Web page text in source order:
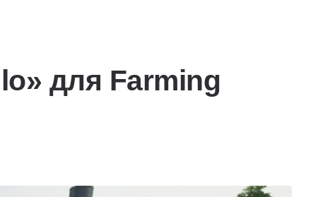
для Farming